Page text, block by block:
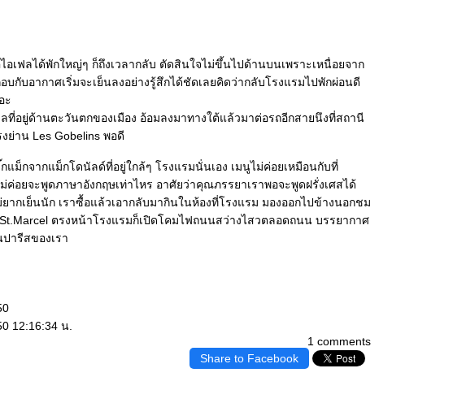
อเฟลได้พักใหญ่ๆ ก็ถึงเวลากลับ ตัดสินใจไม่ขึ้นไปด้านบนเพราะเหนื่อยจาก
บกับอากาศเริ่มจะเย็นลงอย่างรู้สึกได้ชัดเลยคิดว่ากลับโรงแรมไปพักผ่อนดี
ะ
ที่อยู่ด้านตะวันตกของเมือง อ้อมลงมาทางใต้แล้วมาต่อรถอีกสายนึงที่สถานี
ย่าน Les Gobelins พอดี
แม็กจากแม็กโดนัลด์ที่อยู่ใกล้ๆ โรงแรมนั่นเอง เมนูไม่ค่อยเหมือนกับที่
ค่อยจะพูดภาษาอังกฤษเท่าไหร อาศัยว่าคุณภรรยาเราพอจะพูดฝรั่งเศสได้
ยากเย็นนัก เราซื้อแล้วเอากลับมากินในห้องที่โรงแรม มองออกไปข้างนอกชม
ตรงหน้าโรงแรมก็เปิดโคมไฟถนนสว่างไสวตลอดถนน บรรยากาศ
ารีสของเรา
12:16:34 น.
1 comments
Share to Facebook